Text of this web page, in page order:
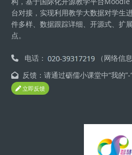
台对接，实现利用教学大数据对学生
件多样、数据跟踪详细、开源式、扩
点。
电话：
（网络信
反馈：请通过砺儒小课堂中“我的”-
立即反馈